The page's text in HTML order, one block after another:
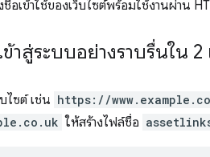
ชื่อเข้าใช้ของเว็บไซต์พร้อมใช้งานผ่าน
าสู่ระบบอย่างราบรื่นใน 2
ไซต์ เช่น https://
ให้สร้างไฟล์ชื่อ